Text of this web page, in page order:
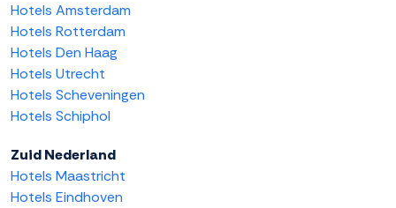
Hotels Amsterdam
Hotels Rotterdam
Hotels Den Haag
Hotels Utrecht
Hotels Scheveningen
Hotels Schiphol
Zuid Nederland
Hotels Maastricht
Hotels Eindhoven